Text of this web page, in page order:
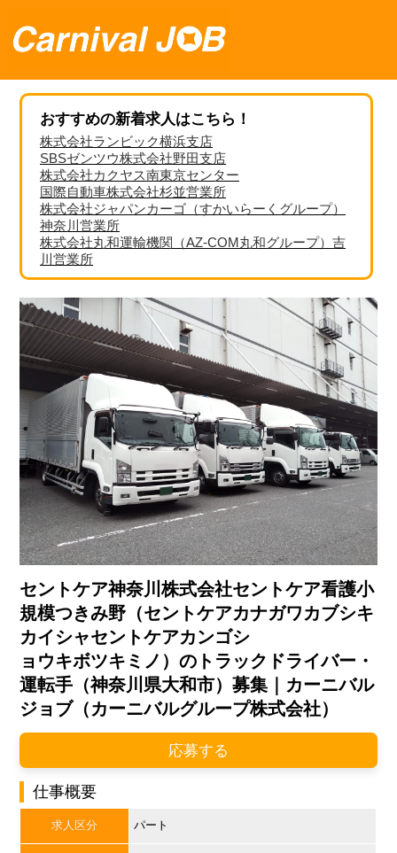
おすすめの新着求人はこちら！
株式会社ランビック横浜支店
SBSゼンツウ株式会社野田支店
株式会社カクヤス南東京センター
国際自動車株式会社杉並営業所
株式会社ジャパンカーゴ（すかいらーくグループ）
神奈川営業所
株式会社丸和運輸機関（AZ-COM丸和グループ）吉
川営業所
セントケア神奈川株式会社セントケア看護小
規模つきみ野（セントケアカナガワカブシキ
カイシャセントケアカンゴシ
ョウキボツキミノ）のトラックドライバー・
運転手（神奈川県大和市）募集｜カーニバル
ジョブ（カーニバルグループ株式会社）
応募する
仕事概要
求人区分 パート